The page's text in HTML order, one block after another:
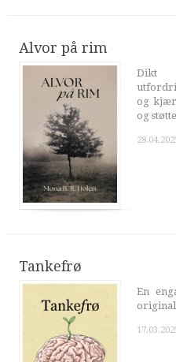
Alvor på rim
Dikt
og
og
Tankefrø
En
original